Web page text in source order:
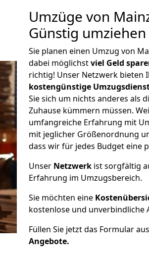
Umzüge von
Günstig umziehen
Sie planen einen Umzug von
dabei möglichstviel Geld
richtig! Unser Netzwerk bieten
kostengünstige
Sie sich um nichts anderes als
Zuhause kümmern müssen.
umfangreiche Erfahrung mit
mit jeglicher Größenordnung
dass wir für jedes Budget eine
Unser Netzwerk ist sorgfältig
Erfahrung im Umzugsbereich.
Sie möchten eine
kostenlose und unverbindliche
Füllen Sie jetzt das Formular
Angebote.